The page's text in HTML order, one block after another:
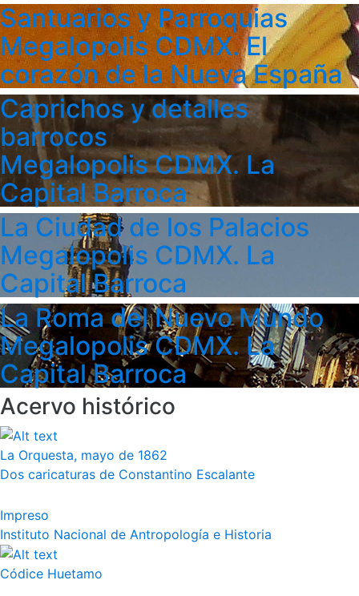
Santuarios y Parroquias
Megalopolis CDMX. El
corazón de la Nueva España
Caprichos y detalles
barrocos
Megalopolis CDMX. La
Capital Barroca
La Ciudad de los Palacios
Megalopolis CDMX. La
Capital Barroca
La Roma del Nuevo Mundo
Megalopolis CDMX. La
Capital Barroca
Acervo histórico
La Orquesta, mayo de 1862
Dos caricaturas de Constantino Escalante
Impreso
Instituto Nacional de Antropología e Historia
Códice Huetamo